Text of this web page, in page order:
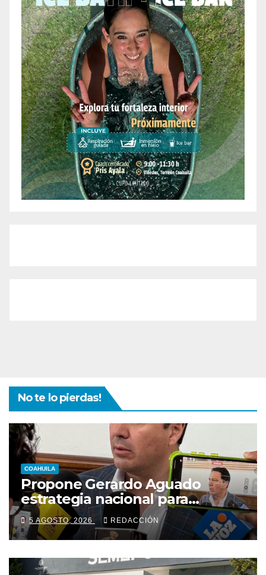
No te lo pierdas!
COAHUILA
Propone Gerardo Aguado
estrategia nacional para
combatir el despojo de
inmuebles
5 AGOSTO, 2026 REDACCIÓN